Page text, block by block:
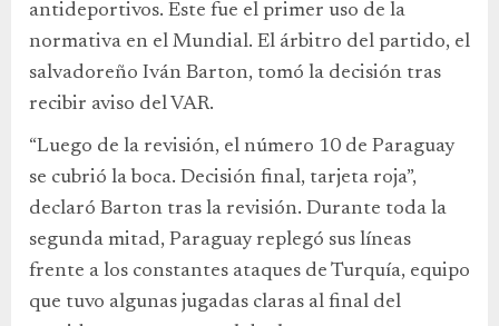
antideportivos. Este fue el primer uso de la
normativa en el Mundial. El árbitro del partido, el
salvadoreño Iván Barton, tomó la decisión tras
recibir aviso del VAR.
“Luego de la revisión, el número 10 de Paraguay
se cubrió la boca. Decisión final, tarjeta roja”,
declaró Barton tras la revisión. Durante toda la
segunda mitad, Paraguay replegó sus líneas
frente a los constantes ataques de Turquía, equipo
que tuvo algunas jugadas claras al final del